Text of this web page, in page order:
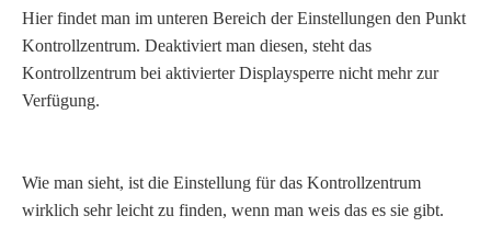
Hier findet man im unteren Bereich der Einstellungen den Punkt
Kontrollzentrum. Deaktiviert man diesen, steht das
Kontrollzentrum bei aktivierter Displaysperre nicht mehr zur
Verfügung.
Wie man sieht, ist die Einstellung für das Kontrollzentrum
wirklich sehr leicht zu finden, wenn man weis das es sie gibt.